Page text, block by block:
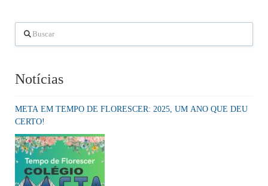
Buscar
Notícias
META EM TEMPO DE FLORESCER: 2025, UM ANO QUE DEU
CERTO!